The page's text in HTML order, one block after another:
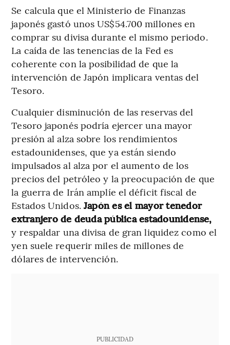
Se calcula que el Ministerio de Finanzas
japonés gastó unos US$54.700 millones en
comprar su divisa durante el mismo periodo.
La caída de las tenencias de la Fed es
coherente con la posibilidad de que la
intervención de Japón implicara ventas del
Tesoro.
Cualquier disminución de las reservas del
Tesoro japonés podría ejercer una mayor
presión al alza sobre los rendimientos
estadounidenses, que ya están siendo
impulsados al alza por el aumento de los
precios del petróleo y la preocupación de que
la guerra de Irán amplíe el déficit fiscal de
Estados Unidos. Japón es el mayor tenedor
extranjero de deuda pública estadounidense,
y respaldar una divisa de gran liquidez como el
yen suele requerir miles de millones de
dólares de intervención.
PUBLICIDAD